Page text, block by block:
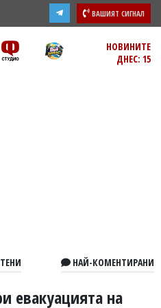
ВАШИЯТ СИГНАЛ
НОВИНИТЕ
ДНЕС: 15
НАЙ-КОМЕНТИРАНИ
евакуацията на